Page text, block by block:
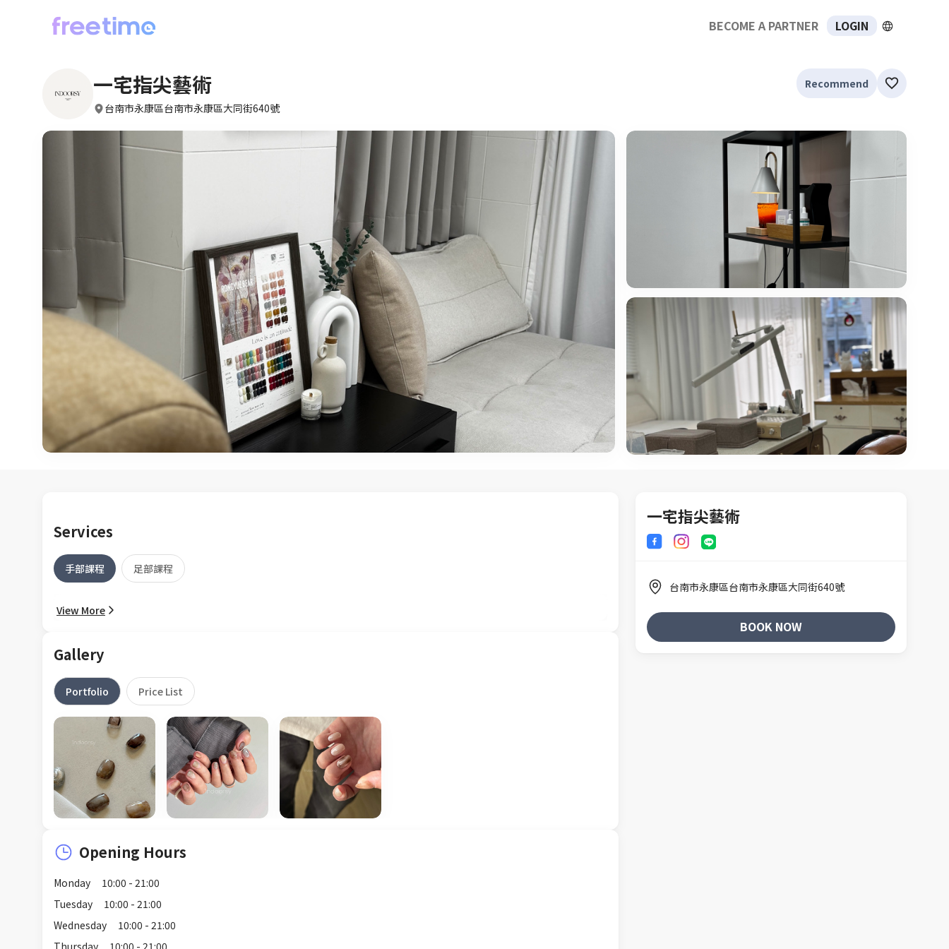
BECOME A PARTNER LOGIN
一宅指尖藝術
台南市永康區台南市永康區大同街640號
Recommend
Services
手部課程 足部課程
View More
Gallery
Portfolio Price List
Opening Hours
Monday
10:00 - 21:00
Tuesday
10:00 - 21:00
Wednesday
10:00 - 21:00
Thursday
10:00 - 21:00
一宅指尖藝術
台南市永康區台南市永康區大同街640號
BOOK NOW